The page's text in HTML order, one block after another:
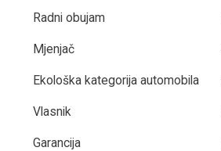
Radni obujam
Mjenjač
Ekološka kategorija automobila
Vlasnik
Garancija